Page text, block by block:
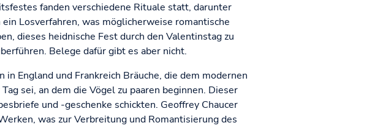
fanden verschiedene Rituale statt, darunter
Losverfahren, was möglicherweise romantische
dieses heidnische Fest durch den Valentinstag zu
Belege dafür gibt es aber nicht.
England und Frankreich Bräuche, die dem modernen
sei, an dem die Vögel zu paaren beginnen. Dieser
und -geschenke schickten. Geoffrey Chaucer
was zur Verbreitung und Romantisierung des